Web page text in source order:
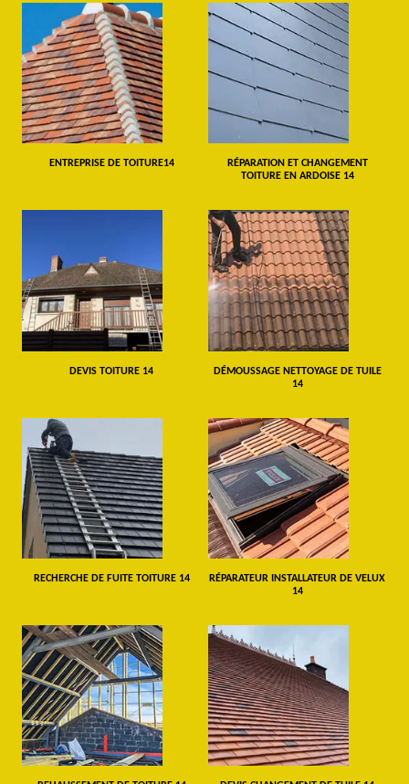
ENTREPRISE DE TOITURE14
RÉPARATION ET CHANGEMENT
TOITURE EN ARDOISE 14
DEVIS TOITURE 14
DÉMOUSSAGE NETTOYAGE DE TUILE
14
RECHERCHE DE FUITE TOITURE 14
RÉPARATEUR INSTALLATEUR DE VELUX
14